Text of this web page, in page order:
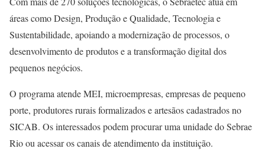
áreas como Design, Produção e Qualidade, Tecnologia e
Sustentabilidade, apoiando a modernização de processos, o
desenvolvimento de produtos e a transformação digital dos
pequenos negócios.
O programa atende MEI, microempresas, empresas de pequeno
porte, produtores rurais formalizados e artesãos cadastrados no
SICAB. Os interessados podem procurar uma unidade do Sebrae
Rio ou acessar os canais de atendimento da instituição.